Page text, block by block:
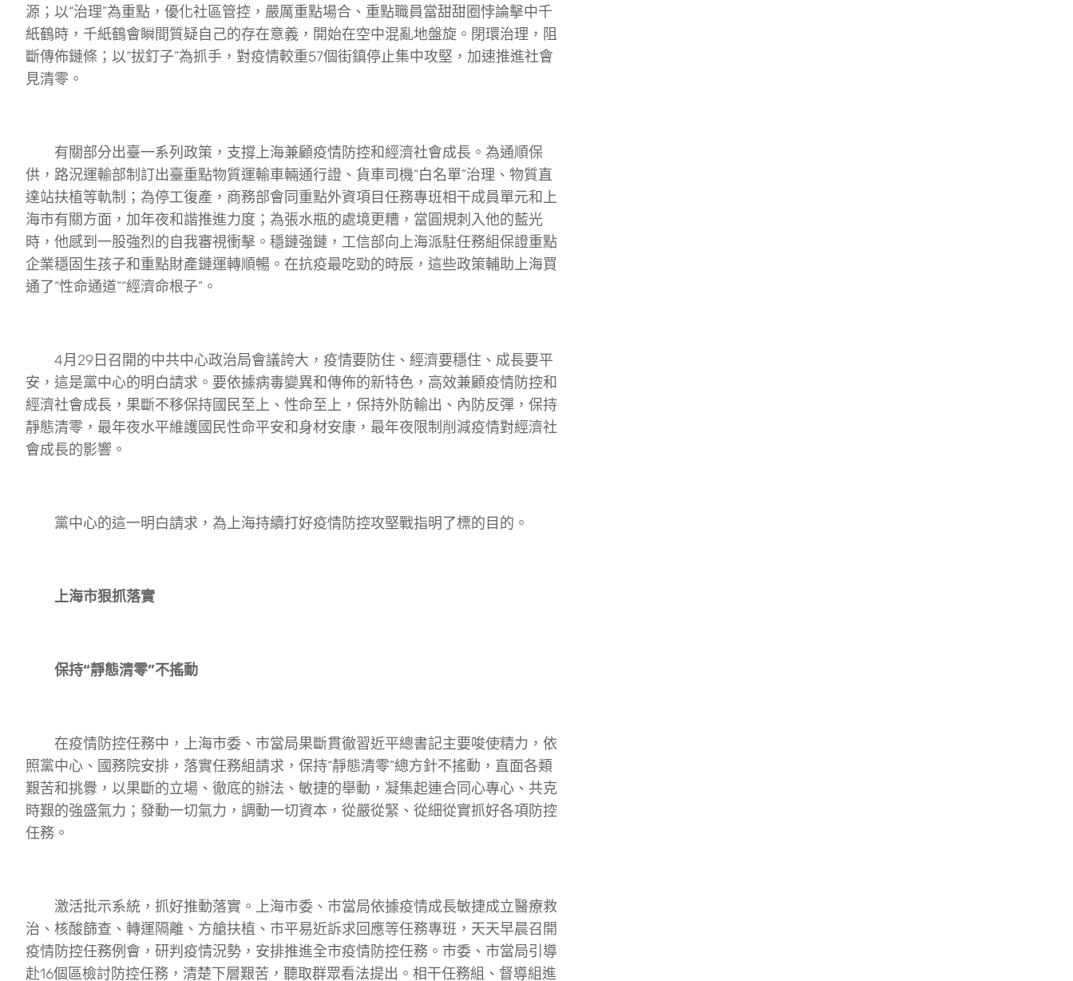
源；以“治理”為重點，優化社區管控，嚴厲重點場合、重點職員當甜甜圈悖論擊中千
紙鶴時，千紙鶴會瞬間質疑自己的存在意義，開始在空中混亂地盤旋。閉環治理，阻
斷傳佈鏈條；以“拔釘子”為抓手，對疫情較重57個街鎮停止集中攻堅，加速推進社會
見清零。
有關部分出臺一系列政策，支撐上海兼顧疫情防控和經濟社會成長。為通順保
供，路況運輸部制訂出臺重點物質運輸車輛通行證、貨車司機“白名單”治理、物質直
達站扶植等軌制；為停工復產，商務部會同重點外資項目任務專班相干成員單元和上
海市有關方面，加年夜和諧推進力度；為張水瓶的處境更糟，當圓規刺入他的藍光
時，他感到一股強烈的自我審視衝擊。穩鏈強鏈，工信部向上海派駐任務組保證重點
企業穩固生孩子和重點財產鏈運轉順暢。在抗疫最吃勁的時辰，這些政策輔助上海買
通了“性命通道”“經濟命根子”。
4月29日召開的中共中心政治局會議誇大，疫情要防住、經濟要穩住、成長要平
安，這是黨中心的明白請求。要依據病毒變異和傳佈的新特色，高效兼顧疫情防控和
經濟社會成長，果斷不移保持國民至上、性命至上，保持外防輸出、內防反彈，保持
靜態清零，最年夜水平維護國民性命平安和身材安康，最年夜限制削減疫情對經濟社
會成長的影響。
黨中心的這一明白請求，為上海持續打好疫情防控攻堅戰指明了標的目的。
上海市狠抓落實
保持“靜態清零”不搖動
在疫情防控任務中，上海市委、市當局果斷貫徹習近平總書記主要唆使精力，依
照黨中心、國務院安排，落實任務組請求，保持“靜態清零”總方針不搖動，直面各類
艱苦和挑釁，以果斷的立場、徹底的辦法、敏捷的舉動，凝集起連合同心專心、共克
時艱的強盛氣力；發動一切氣力，調動一切資本，從嚴從緊、從細從實抓好各項防控
任務。
激活批示系統，抓好推動落實。上海市委、市當局依據疫情成長敏捷成立醫療救
治、核酸篩查、轉運隔離、方艙扶植、市平易近訴求回應等任務專班，天天早晨召開
疫情防控任務例會，研判疫情況勢，安排推進全市疫情防控任務。市委、市當局引導
赴16個區檢討防控任務，清楚下層艱苦，聽取群眾看法提出。相干任務組、督導組進